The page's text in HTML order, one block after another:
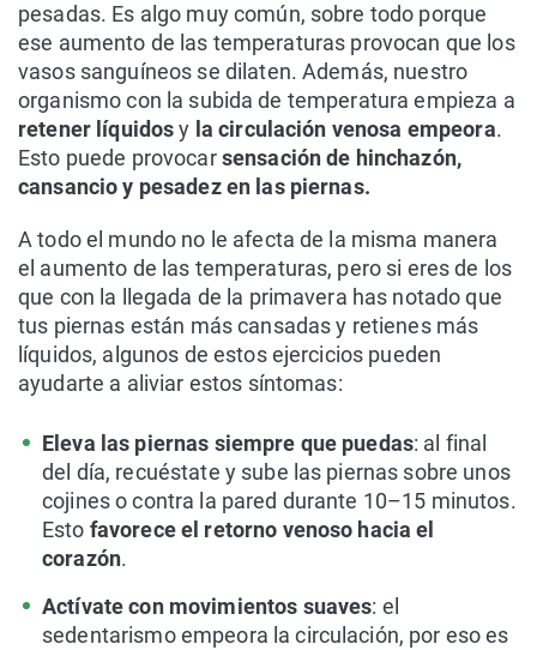
pesadas. Es algo muy común, sobre todo porque
ese aumento de las temperaturas provocan que los
vasos sanguíneos se dilaten. Además, nuestro
organismo con la subida de temperatura empieza a
retener líquidosy la circulación venosa empeora.
Esto puede provocarsensación de hinchazón,
cansancio y pesadez en las piernas.
A todo el mundo no le afecta de la misma manera
el aumento de las temperaturas, pero si eres de los
que con la llegada de la primavera has notado que
tus piernas están más cansadas y retienes más
líquidos, algunos de estos ejercicios pueden
ayudarte a aliviar estos síntomas:
Eleva las piernas siempre que puedas: al final
del día, recuéstate y sube las piernas sobre unos
cojines o contra la pared durante 10–15 minutos.
Esto favorece el retorno venoso hacia el
corazón.
Actívate con movimientos suaves: el
sedentarismo empeora la circulación, por eso es